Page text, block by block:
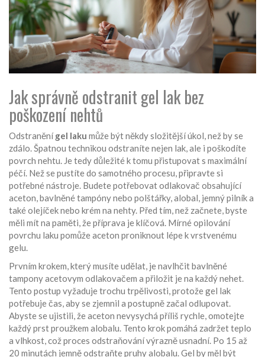
Jak správně odstranit gel lak bez
poškození nehtů
Odstraněnígel laku může být někdy složitější úkol, než by se
zdálo. Špatnou technikou odstraníte nejen lak, ale i poškodíte
povrch nehtu. Je tedy důležité k tomu přistupovat s maximální
péčí. Než se pustíte do samotného procesu, připravte si
potřebné nástroje. Budete potřebovat odlakovač obsahující
aceton, bavlněné tampóny nebo polštářky, alobal, jemný pilník a
také olejíček nebo krém na nehty. Před tím, než začnete, byste
měli mít na paměti, že příprava je klíčová. Mírné opilování
povrchu laku pomůže aceton proniknout lépe k vrstvenému
gelu.
Prvním krokem, který musíte udělat, je navlhčit bavlněné
tampony acetovym odlakovačem a přiložit je na každý nehet.
Tento postup vyžaduje trochu trpělivosti, protože gel lak
potřebuje čas, aby se zjemnil a postupně začal odlupovat.
Abyste se ujistili, že aceton nevysychá příliš rychle, omotejte
každý prst proužkem alobalu. Tento krok pomáhá zadržet teplo
a vlhkost, což proces odstraňování výrazně usnadní. Po 15 až
20 minutách jemně odstraňte pruhy alobalu. Gel by měl být